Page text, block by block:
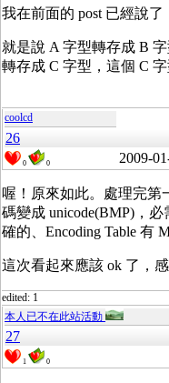
我在前面的 post 已經說了
就是說 A 字型轉存成 B
轉存成 C 字型，這個 C 字
coolcd
26
0 0 2009-
喔！原來如此。處理完第
碼變成 unicode(BMP)，
確的、Encoding Table 有
這次看起來應該 ok 了，感
edited: 1
本人已不在此站活動
27
1 0